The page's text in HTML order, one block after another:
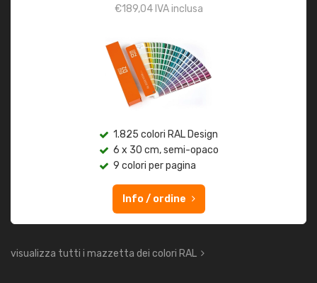
€189,04IVA inclusa
1.825 colori RAL Design
6 x 30 cm, semi-opaco
9 colori per pagina
Info / ordine
visualizza tutti i mazzetta dei colori RAL